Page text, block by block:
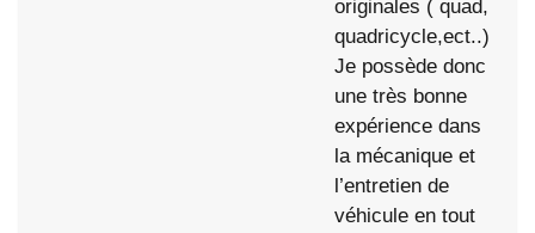
originales ( quad,
quadricycle,ect..)
Je possède donc
une très bonne
expérience dans
la mécanique et
l’entretien de
véhicule en tout